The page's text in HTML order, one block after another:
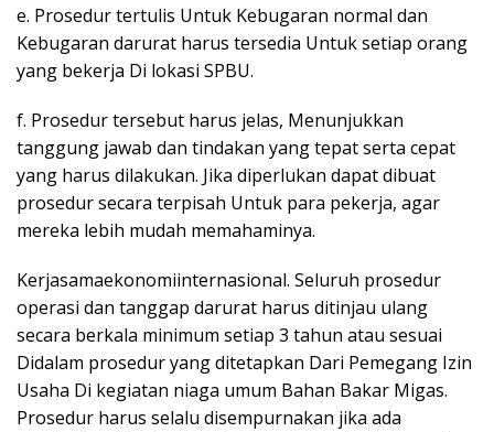
e. Prosedur tertulis Untuk Kebugaran normal dan
Kebugaran darurat harus tersedia Untuk setiap orang
yang bekerja Di lokasi SPBU.
f. Prosedur tersebut harus jelas, Menunjukkan
tanggung jawab dan tindakan yang tepat serta cepat
yang harus dilakukan. Jika diperlukan dapat dibuat
prosedur secara terpisah Untuk para pekerja, agar
mereka lebih mudah memahaminya.
Kerjasamaekonomiinternasional. Seluruh prosedur
operasi dan tanggap darurat harus ditinjau ulang
secara berkala minimum setiap 3 tahun atau sesuai
Didalam prosedur yang ditetapkan Dari Pemegang Izin
Usaha Di kegiatan niaga umum Bahan Bakar Migas.
Prosedur harus selalu disempurnakan jika ada